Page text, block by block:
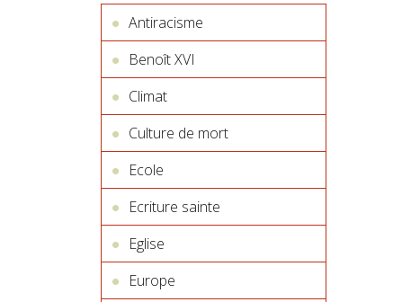
Antiracisme
Benoît XVI
Climat
Culture de mort
Ecole
Ecriture sainte
Eglise
Europe